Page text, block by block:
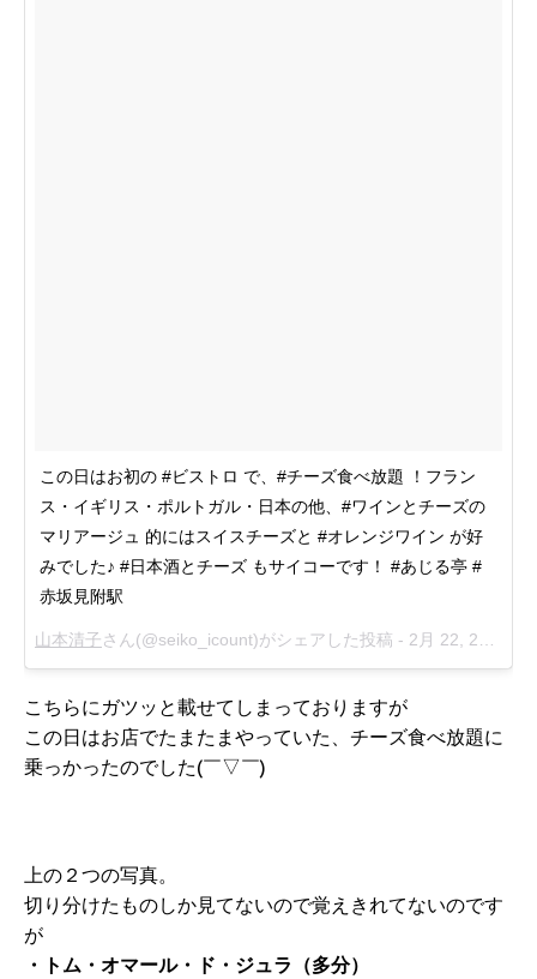
この日はお初の #ビストロ で、#チーズ食べ放題 ！フラン
ス・イギリス・ポルトガル・日本の他、#ワインとチーズの
マリアージュ 的にはスイスチーズと #オレンジワイン が好
みでした♪ #日本酒とチーズ もサイコーです！ #あじる亭 #
赤坂見附駅
山本清子さん(@seiko_icount)がシェアした投稿 - 2月 22, 2018 at 7:37午後 PST
こちらにガツッと載せてしまっておりますが
この日はお店でたまたまやっていた、チーズ食べ放題に
乗っかったのでした(￣▽￣)
上の２つの写真。
切り分けたものしか見てないので覚えきれてないのです
が
・トム・オマール・ド・ジュラ（多分）